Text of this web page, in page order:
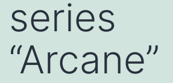
series
“Arcane”